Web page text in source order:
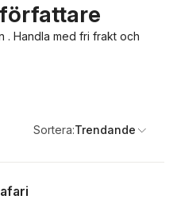
. Handla med fri frakt och
Sortera:Trendande